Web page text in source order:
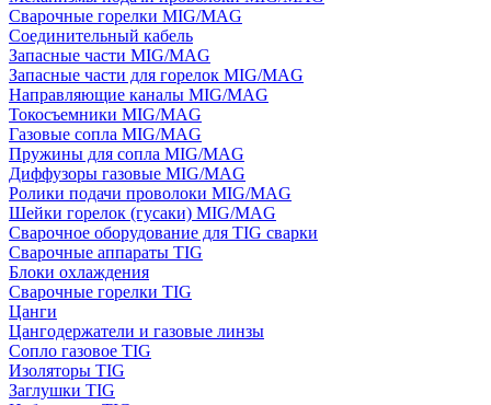
Сварочные горелки MIG/MAG
Соединительный кабель
Запасные части MIG/MAG
Запасные части для горелок MIG/MAG
Направляющие каналы MIG/MAG
Токосъемники MIG/MAG
Газовые сопла MIG/MAG
Пружины для сопла MIG/MAG
Диффузоры газовые MIG/MAG
Ролики подачи проволоки MIG/MAG
Шейки горелок (гусаки) MIG/MAG
Сварочное оборудование для TIG сварки
Сварочные аппараты TIG
Блоки охлаждения
Сварочные горелки TIG
Цанги
Цангодержатели и газовые линзы
Сопло газовое TIG
Изоляторы TIG
Заглушки TIG